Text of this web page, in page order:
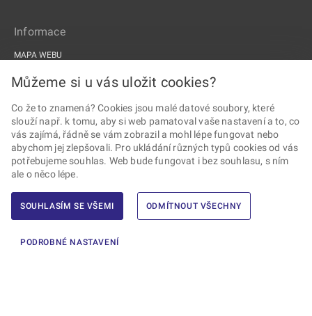
Informace
MAPA WEBU
PROHLÁŠENÍ O PŘÍSTUPNOSTI
PROJEKTY EU
Sledujte Drážní úřad
s.r.o.
Můžeme si u vás uložit cookies?
Co že to znamená? Cookies jsou malé datové soubory, které
slouží např. k tomu, aby si web pamatoval vaše nastavení a to, co
vás zajímá, řádně se vám zobrazil a mohl lépe fungovat nebo
abychom jej zlepšovali. Pro ukládání různých typů cookies od vás
potřebujeme souhlas. Web bude fungovat i bez souhlasu, s ním
ale o něco lépe.
SOUHLASÍM SE VŠEMI ODMÍTNOUT VŠECHNY
PODROBNÉ NASTAVENÍ